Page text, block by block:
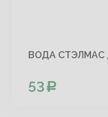
ВОДА СТЭЛМАС
53